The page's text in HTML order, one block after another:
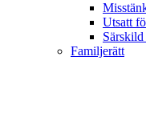
Utsatt
Familjerätt